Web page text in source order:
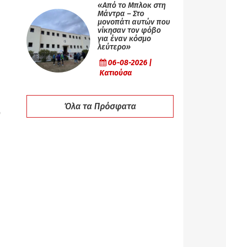
«Από το Μπλοκ στη
Μάντρα – Στο
μονοπάτι αυτών που
νίκησαν τον φόβο
για έναν κόσμο
λεύτερο»
06-08-2026 |
Κατιούσα
Όλα τα Πρόσφατα